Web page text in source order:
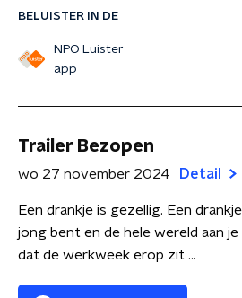
BELUISTER IN DE
NPO Luister
app
Trailer Bezopen
wo 27 november 2024 Detail
Een drankje is gezellig. Een
jong bent en de hele wereld aan
dat de werkweek erop zit ...